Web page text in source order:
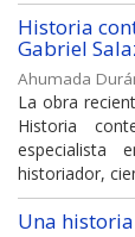
Historia
Gabriel
Ahumada
La obra
Historia
especialista
historiador,
Una